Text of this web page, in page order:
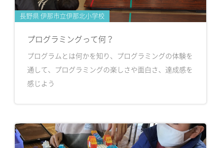
長野県 伊那市立伊那北小学校
プログラミングって何？
プログラムとは何かを知り、プログラミングの体験を
通して、プログラミングの楽しさや面白さ、達成感を
感じよう